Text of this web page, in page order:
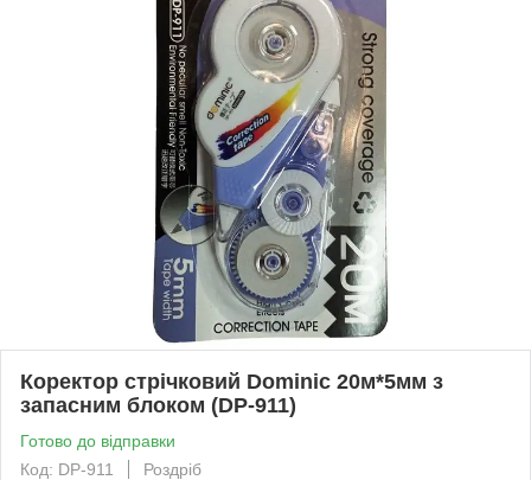
Коректор стрічковий Dominic 20м*5мм з
запасним блоком (DP-911)
Готово до відправки
Код: DP-911
Роздріб